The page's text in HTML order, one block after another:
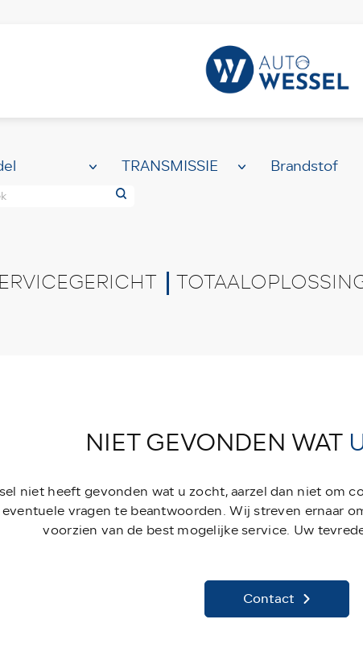
AANBOD
NIET GEVONDEN WAT
niet heeft gevonden wat u zocht, aarzel dan niet om
vragen te beantwoorden. Wij streven ernaar
voorzien van de best mogelijke service. Uw
Contact